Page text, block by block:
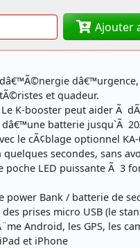
Ajouter
dâ€™Ã©nergie
et quadeur.
K-booster peut aider Ã
batterie jusqu`Ã
le cÃ¢blage optionnel
secondes, sans
poche LED puissante Ã 3
Bank / batterie de
prises micro USB (le
Android, les GPS, les
et iPhone